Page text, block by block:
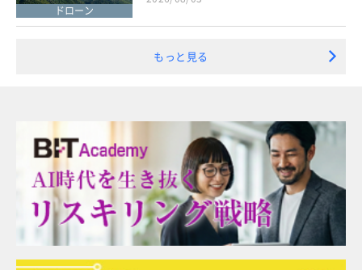
ドローン
もっと見る